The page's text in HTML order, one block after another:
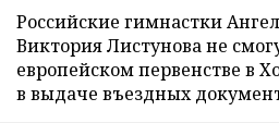
Российские гимнастки
Виктория Листунова не
европейском первенстве в
в выдаче въездных